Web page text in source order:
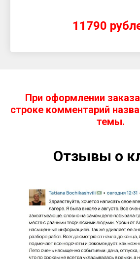
11790
При оформлении
строке комментарий
темы.
Отзывы о